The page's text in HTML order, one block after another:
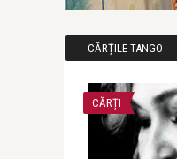
CĂRȚILE TANGO
CĂRȚI